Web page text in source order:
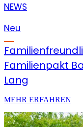
NEWS
Neu
Familienpakt
Lang
MEHR ERFAHREN